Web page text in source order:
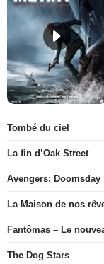
Tombé du ciel
La fin d’Oak Street
Avengers: Doomsday
La Maison de nos
Fantômas – Le
The Dog Stars